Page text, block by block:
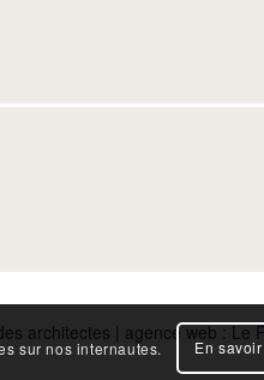
architectes | agence web :Le
sur nos internautes. En